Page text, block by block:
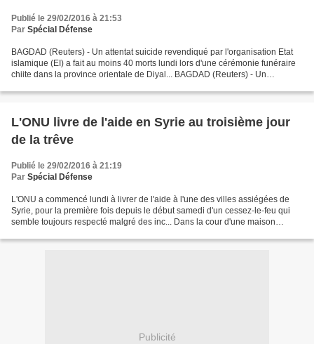
kamikaze a précipité lundi son véhicule chargé
d'explosifs sur un point de contrôle à Abou
Ghraib, dans la banlieue-ouest de Bagdad, tuant
huit membres des forces de sécurité et blessant
17 autres
Publié le 29/02/2016 à 21:53
Par Spécial Défense
BAGDAD (Reuters) - Un attentat suicide revendiqué par l'organisation Etat
islamique (EI) a fait au moins 40 morts lundi lors d'une cérémonie funéraire
chiite dans la province orientale de Diyal... BAGDAD (Reuters) - Un
L'ONU livre de l'aide en Syrie au troisième jour
de la trêve
Publié le 29/02/2016 à 21:19
Par Spécial Défense
L'ONU a commencé lundi à livrer de l'aide à l'une des villes assiégées de
Syrie, pour la première fois depuis le début samedi d'un cessez-le-feu qui
semble toujours respecté malgré des inc... Dans la cour d'une maison
Publicité